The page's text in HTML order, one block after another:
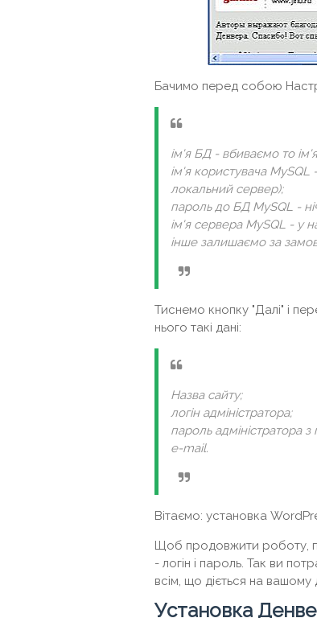
Бачимо перед собою
ім'я БД - вбиваємо то
ім'я користувача
локальний сервер);
пароль до БД MySQL -
ім'я сервера MySQL - у
інше залишаємо за
Тиснемо кнопку "Далі" і
нього такі дані:
Назва сайту;
логін адміністратора;
пароль адміністратора
e-mail.
Вітаємо: установка
Щоб продовжити роботу,
- логін і пароль. Так ви
всім, що діється на
Установка